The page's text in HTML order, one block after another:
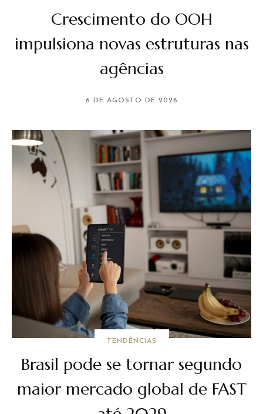
Crescimento do OOH
impulsiona novas estruturas nas
agências
6 DE AGOSTO DE 2026
TENDÊNCIAS
Brasil pode se tornar segundo
maior mercado global de FAST